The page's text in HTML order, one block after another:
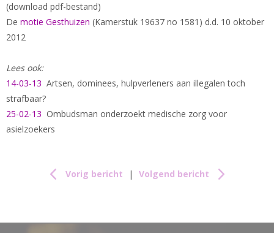
(download pdf-bestand)
De motie Gesthuizen (Kamerstuk 19637 no 1581) d.d. 10 oktober
2012
Lees ook:
14-03-13 Artsen, dominees, hulpverleners aan illegalen toch
strafbaar?
25-02-13 Ombudsman onderzoekt medische zorg voor
asielzoekers
Vorig bericht | Volgend bericht